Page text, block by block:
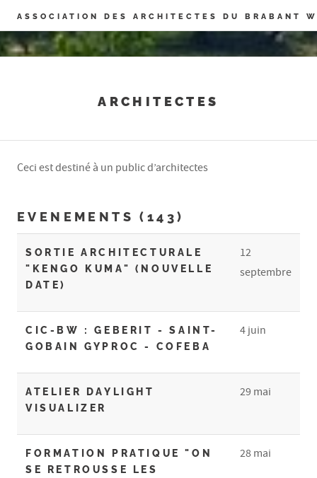
Panneau de gestion des cookies
ASSOCIATION DES ARCHITECTES DU BRABANT
ARCHITECTES
Ceci est destiné à un public d’architectes
EVENEMENTS (143)
SORTIE ARCHITECTURALE
"KENGO KUMA" (NOUVELLE
DATE)
12
septembre
CIC-BW : GEBERIT - SAINT-
GOBAIN GYPROC - COFEBA
4 juin
ATELIER DAYLIGHT
VISUALIZER
29 mai
FORMATION PRATIQUE "ON
SE RETROUSSE LES
28 mai